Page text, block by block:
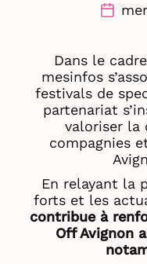
Dans le
mesinfos
festivals de
partenariat
valoriser la
compagnies
En relayant la
forts et les
contribue à
Off Avignon